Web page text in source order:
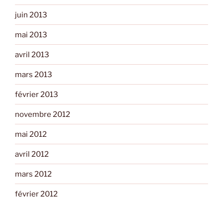
juin 2013
mai 2013
avril 2013
mars 2013
février 2013
novembre 2012
mai 2012
avril 2012
mars 2012
février 2012